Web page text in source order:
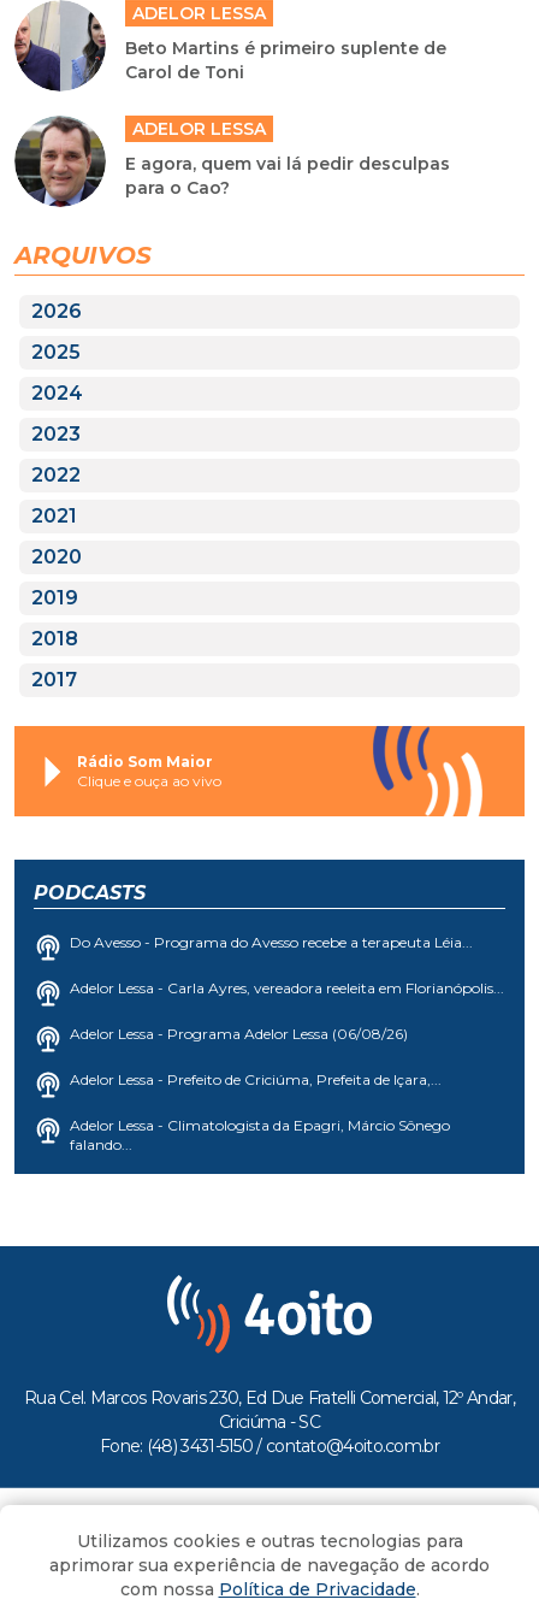
ADELOR LESSA
Beto Martins é primeiro suplente de
Carol de Toni
ADELOR LESSA
E agora, quem vai lá pedir desculpas
para o Cao?
ARQUIVOS
2026
2025
2024
2023
2022
2021
2020
2019
2018
2017
Rádio Som Maior
Clique e ouça ao vivo
PODCASTS
Do Avesso - Programa do Avesso recebe a terapeuta Léia...
Adelor Lessa - Carla Ayres, vereadora reeleita em Florianópolis...
Adelor Lessa - Programa Adelor Lessa (06/08/26)
Adelor Lessa - Prefeito de Criciúma, Prefeita de Içara,...
Adelor Lessa - Climatologista da Epagri, Márcio Sônego
falando...
Rua Cel. Marcos Rovaris 230, Ed Due Fratelli Comercial, 12º Andar,
Criciúma - SC
Fone: (48) 3431-5150 / contato@4oito.com.br
Todos os direitos reservados ao Portal 4oito
Utilizamos cookies e outras tecnologias para
aprimorar sua experiência de navegação de acordo
com nossa Política de Privacidade.